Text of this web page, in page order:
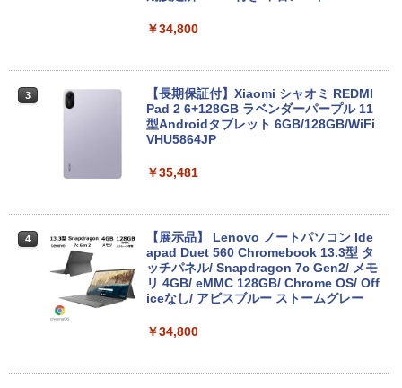
￥34,800
3
【長期保証付】Xiaomi シャオミ REDMI
Pad 2 6+128GB ラベンダーパープル 11
型Androidタブレット 6GB/128GB/WiFi
VHU5864JP
￥35,481
4
【展示品】 Lenovo ノートパソコン Ide
apad Duet 560 Chromebook 13.3型 タ
ッチパネル/ Snapdragon 7c Gen2/ メモ
リ 4GB/ eMMC 128GB/ Chrome OS/ Off
iceなし/ アビスブルー ストームグレー
￥34,800